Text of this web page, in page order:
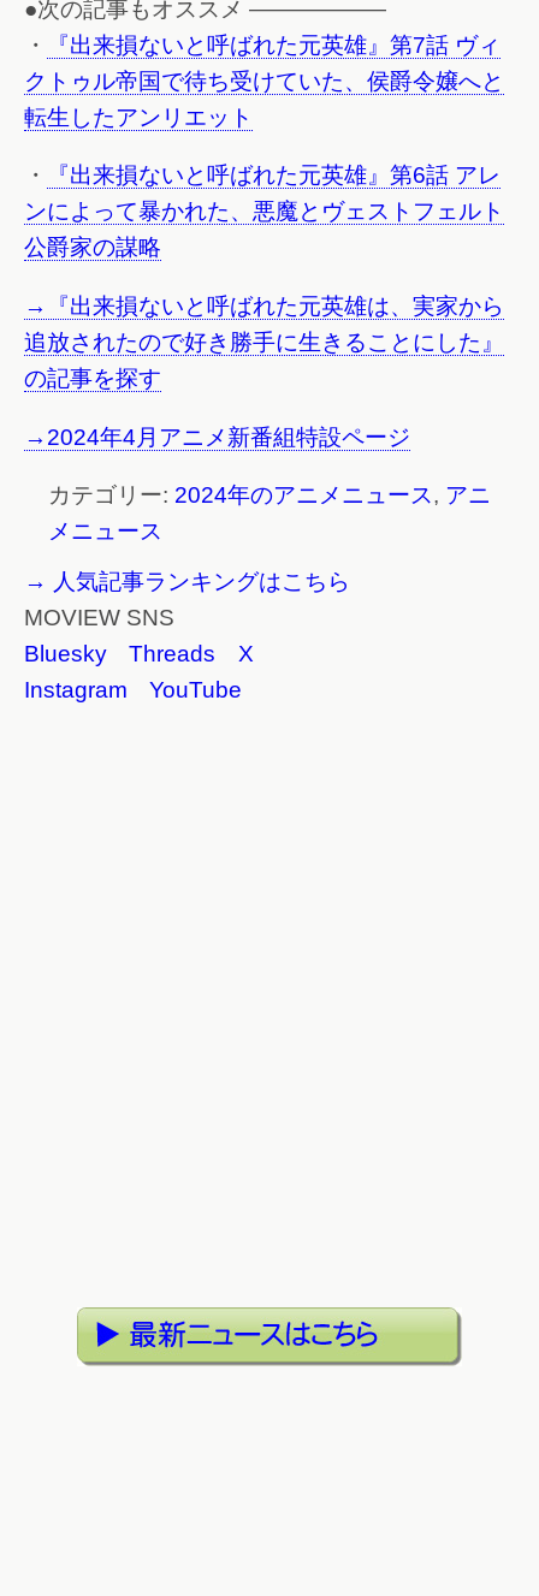
●次の記事もオススメ ——————
・
『出来損ないと呼ばれた元英雄』第7話 ヴィ
クトゥル帝国で待ち受けていた、侯爵令嬢へと
転生したアンリエット
・
『出来損ないと呼ばれた元英雄』第6話 アレ
ンによって暴かれた、悪魔とヴェストフェルト
公爵家の謀略
→『出来損ないと呼ばれた元英雄は、実家から
追放されたので好き勝手に生きることにした』
の記事を探す
→2024年4月アニメ新番組特設ページ
カテゴリー: 2024年のアニメニュース, アニ
メニュース
→ 人気記事ランキングはこちら
MOVIEW SNS
Bluesky
Threads
X
Instagram
YouTube